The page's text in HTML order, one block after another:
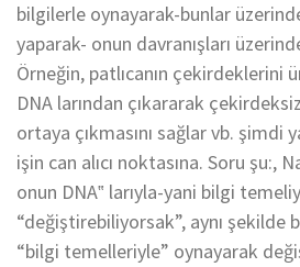
bilgilerle oynayarak-bunlar
yaparak- onun davranışları
Örneğin, patlıcanın çekirdeklerini
DNA larından çıkararak
ortaya çıkmasını sağlar vb. şimdi
işin can alıcı noktasına. Soru şu:,
onun DNA‟ larıyla-yani bilgi
“değiştirebiliyorsak”, aynı şekilde
“bilgi temelleriyle” oynayarak